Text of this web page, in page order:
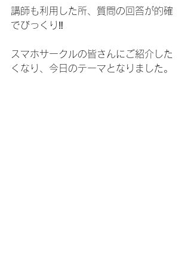
講師も利用した所、質問の回答が的確
でびっくり‼️
スマホサークルの皆さんにご紹介した
くなり、今日のテーマとなりました。